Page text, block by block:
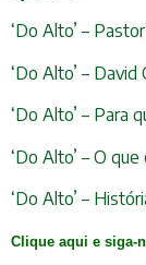
‘Do Alto’ –
‘Do Alto’ –
‘Do Alto’ – Para
‘Do Alto’ – O
‘Do Alto’ –
Clique aqui e siga-